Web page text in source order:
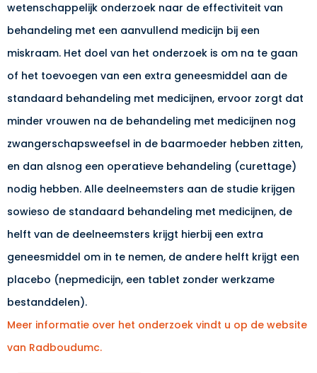
wetenschappelijk onderzoek naar de effectiviteit van
behandeling met een aanvullend medicijn bij een
miskraam. Het doel van het onderzoek is om na te gaan
of het toevoegen van een extra geneesmiddel aan de
standaard behandeling met medicijnen, ervoor zorgt dat
minder vrouwen na de behandeling met medicijnen nog
zwangerschapsweefsel in de baarmoeder hebben zitten,
en dan alsnog een operatieve behandeling (curettage)
nodig hebben. Alle deelneemsters aan de studie krijgen
sowieso de standaard behandeling met medicijnen, de
helft van de deelneemsters krijgt hierbij een extra
geneesmiddel om in te nemen, de andere helft krijgt een
placebo (nepmedicijn, een tablet zonder werkzame
bestanddelen).
Meer informatie over het onderzoek vindt u op de website
van Radboudumc.